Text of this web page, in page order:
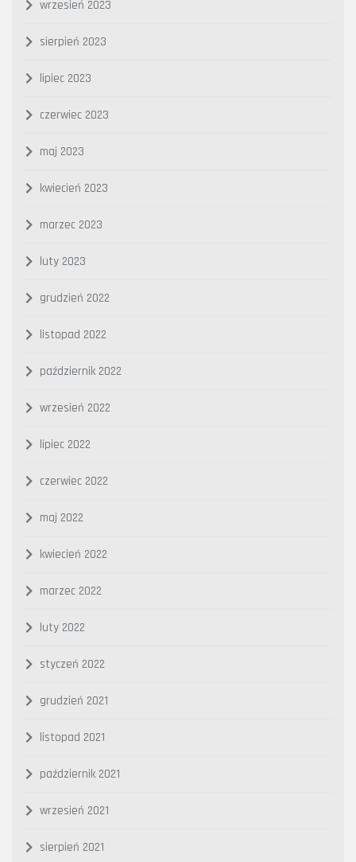
wrzesień 2023
sierpień 2023
lipiec 2023
czerwiec 2023
maj 2023
kwiecień 2023
marzec 2023
luty 2023
grudzień 2022
listopad 2022
październik 2022
wrzesień 2022
lipiec 2022
czerwiec 2022
maj 2022
kwiecień 2022
marzec 2022
luty 2022
styczeń 2022
grudzień 2021
listopad 2021
październik 2021
wrzesień 2021
sierpień 2021